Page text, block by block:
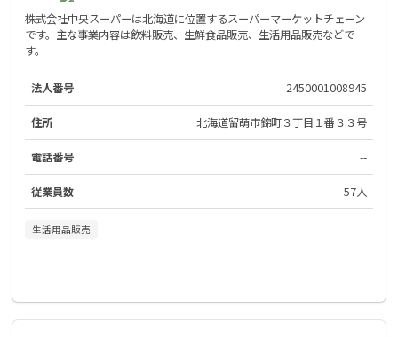
株式会社中央スーパーは北海道に位置するスーパーマーケットチェーン
です。主な事業内容は飲料販売、生鮮食品販売、生活用品販売などで
す。
法人番号 2450001008945
住所 北海道留萌市錦町３丁目１番３３号
電話番号 --
従業員数 57人
生活用品販売